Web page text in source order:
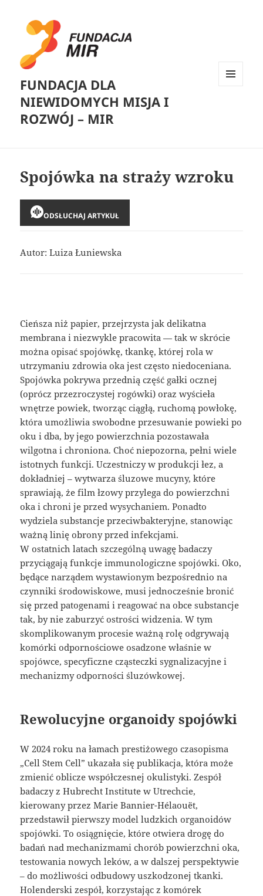
FUNDACJA DLA
NIEWIDOMYCH MISJA I
ROZWÓJ – MIR
Spojówka na straży wzroku
ODSŁUCHAJ ARTYKUŁ
Autor: Luiza Łuniewska
Cieńsza niż papier, przejrzysta jak delikatna
membrana i niezwykle pracowita — tak w skrócie
można opisać spojówkę, tkankę, której rola w
utrzymaniu zdrowia oka jest często niedoceniana.
Spojówka pokrywa przednią część gałki ocznej
(oprócz przezroczystej rogówki) oraz wyścieła
wnętrze powiek, tworząc ciągłą, ruchomą powłokę,
która umożliwia swobodne przesuwanie powieki po
oku i dba, by jego powierzchnia pozostawała
wilgotna i chroniona. Choć niepozorna, pełni wiele
istotnych funkcji. Uczestniczy w produkcji łez, a
dokładniej – wytwarza śluzowe mucyny, które
sprawiają, że film łzowy przylega do powierzchni
oka i chroni je przed wysychaniem. Ponadto
wydziela substancje przeciwbakteryjne, stanowiąc
ważną linię obrony przed infekcjami.
W ostatnich latach szczególną uwagę badaczy
przyciągają funkcje immunologiczne spojówki. Oko,
będące narządem wystawionym bezpośrednio na
czynniki środowiskowe, musi jednocześnie bronić
się przed patogenami i reagować na obce substancje
tak, by nie zaburzyć ostrości widzenia. W tym
skomplikowanym procesie ważną rolę odgrywają
komórki odpornościowe osadzone właśnie w
spojówce, specyficzne cząsteczki sygnalizacyjne i
mechanizmy odporności śluzówkowej.
Rewolucyjne organoidy spojówki
W 2024 roku na łamach prestiżowego czasopisma
„Cell Stem Cell” ukazała się publikacja, która może
zmienić oblicze współczesnej okulistyki. Zespół
badaczy z Hubrecht Institute w Utrechcie,
kierowany przez Marie Bannier-Hélaouët,
przedstawił pierwszy model ludzkich organoidów
spojówki. To osiągnięcie, które otwiera drogę do
badań nad mechanizmami chorób powierzchni oka,
testowania nowych leków, a w dalszej perspektywie
– do możliwości odbudowy uszkodzonej tkanki.
Holenderski zespół, korzystając z komórek